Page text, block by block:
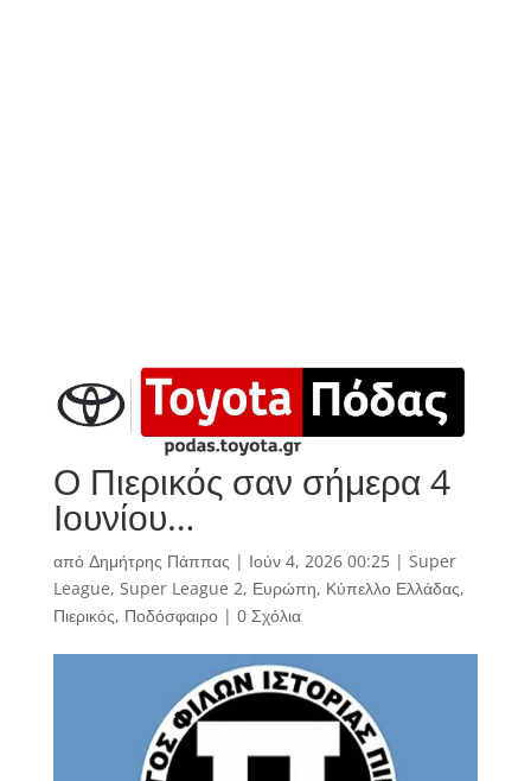
Ο Πιερικός σαν σήμερα 4
Ιουνίου…
από Δημήτρης Πάππας | Ιούν 4, 2026 00:25| Super
League, Super League 2, Ευρώπη, Κύπελλο Ελλάδας,
Πιερικός, Ποδόσφαιρο| 0 Σχόλια